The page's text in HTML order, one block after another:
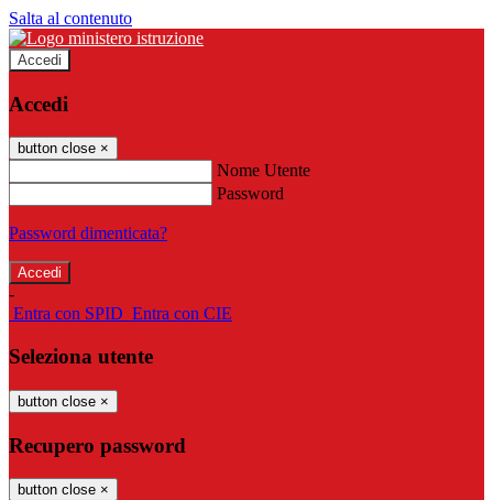
Salta al contenuto
Accedi
Accedi
button close ×
Nome Utente
Password
Password dimenticata?
-
Entra con SPID Entra con CIE
Seleziona utente
button close ×
Recupero password
button close ×